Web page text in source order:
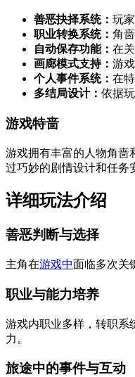
善恶抉择系统： 玩
职业转换系统： 角
自动保存功能： 在
画廊模式支持： 游
个人事件系统： 在
多结局设计： 依据
游戏特啬
游戏拥有丰富的人物角啬
过巧妙的剧情设计和任务
详细玩法介绍
善恶判断与选择
主角在游戏中面临多次关
职业与能力培养
游戏内职业多样，转职系
力。
旅途中的事件与互动